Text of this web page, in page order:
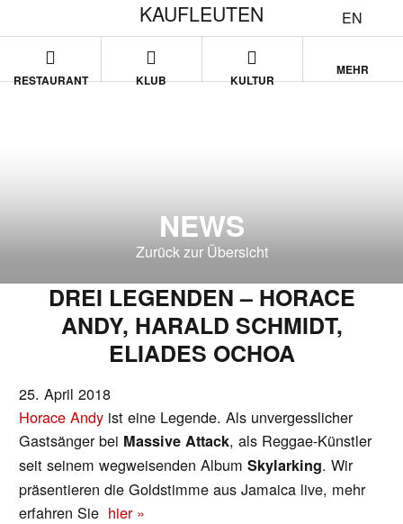
EN
KAUFLEUTEN
RESTAURANT KLUB KULTUR
MEHR
NEWS
Zurück zur Übersicht
DREI LEGENDEN – HORACE
ANDY, HARALD SCHMIDT,
ELIADES OCHOA
25. April 2018
Horace Andy ist eine Legende. Als unvergesslicher
Gastsänger bei Massive Attack, als Reggae-Künstler
seit seinem wegweisenden AlbumSkylarking. Wir
präsentieren die Goldstimme aus Jamaica live, mehr
erfahren Sie hier »